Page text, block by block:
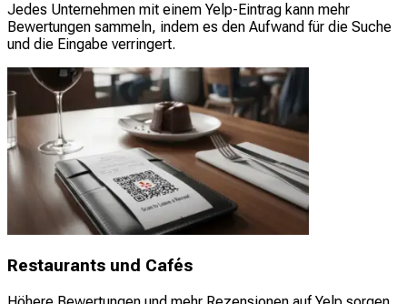
Jedes Unternehmen mit einem Yelp-Eintrag kann mehr
Bewertungen sammeln, indem es den Aufwand für die Suche
und die Eingabe verringert.
Restaurants und Cafés